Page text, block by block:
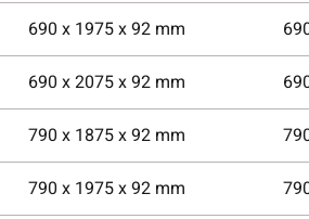
690 x 1975 x 92 mm
690 x 2075 x 92 mm
790 x 1875 x 92 mm
790 x 1975 x 92 mm